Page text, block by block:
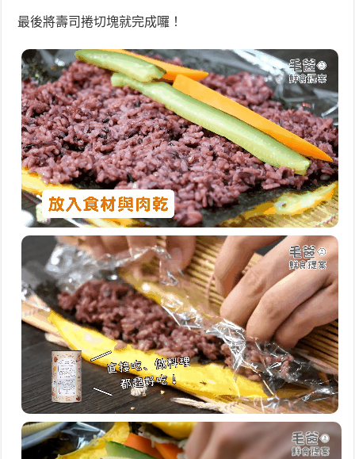
最後將壽司捲切塊就完成囉！